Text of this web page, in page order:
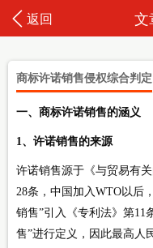
返回 文
商标许诺销售侵权综合判定
一、商标许诺销售的涵义
1、许诺销售的来源
许诺销售源于《与贸易有
28条，中国加入WTO以后
销售”引入《专利法》第11
售”进行定义，因此最高人